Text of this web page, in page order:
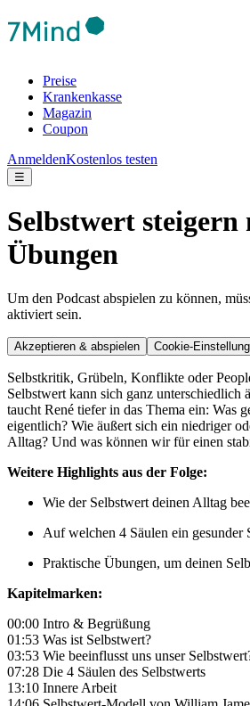
Preise
Krankenkasse
Magazin
Coupon
AnmeldenKostenlos testen
☰
Selbstwert steigern
Übungen
Um den Podcast abspielen zu können,
aktiviert sein.
Akzeptieren & abspielen Cookie-
Selbstkritik, Grübeln, Konflikte oder
Selbstwert kann sich ganz unterschiedlich
taucht René tiefer in das Thema ein: Was
eigentlich? Wie äußert sich ein niedriger
Alltag? Und was können wir für einen
Weitere Highlights aus der Folge:
Wie der Selbstwert deinen Alltag
Auf welchen 4 Säulen ein gesunder
Praktische Übungen, um deinen
Kapitelmarken:
00:00 Intro & Begrüßung
01:53 Was ist Selbstwert?
03:53 Wie beeinflusst uns unser
07:28 Die 4 Säulen des Selbstwerts
13:10 Innere Arbeit